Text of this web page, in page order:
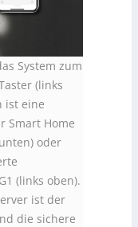
System zum
(links
ist eine
Smart Home
) oder
(links oben).
ist der
die sichere